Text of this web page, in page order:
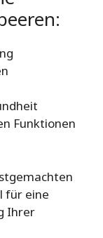
Funktionen
für eine
Ihrer